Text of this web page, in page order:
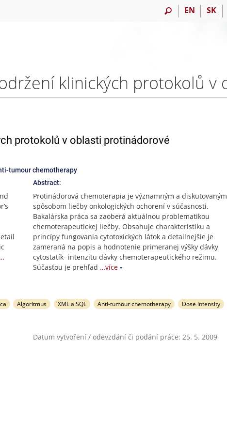
EN SK
protokolů v oblasti protinádorové
tumour chemotherapy
…
Abstract:
Protinádorová chemoterapia je významným a diskutovaným
spôsobom liečby onkologických ochorení v súčasnosti.
Bakalárska práca sa zaoberá aktuálnou problematikou
chemoterapeutickej liečby. Obsahuje charakteristiku a
princípy fungovania cytotoxických látok a detailnejšie je
zameraná na popis a hodnotenie primeranej výšky dávky
cytostatík- intenzitu dávky chemoterapeutického režimu.
Súčasťou je prehľad …více
Algoritmus XML a SQL Anti-tumour chemotherapy
Dose intensity
Datum vytvoření / odevzdání či podání práce: 25. 5. 2009